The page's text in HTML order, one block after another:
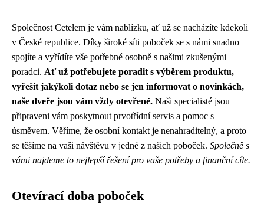
Společnost Cetelem je vám nablízku, ať už se nacházíte kdekoli
v České republice. Díky široké síti poboček se s námi snadno
spojíte a vyřídíte vše potřebné osobně s našimi zkušenými
poradci. Ať už potřebujete poradit s výběrem produktu,
vyřešit jakýkoli dotaz nebo se jen informovat o novinkách,
naše dveře jsou vám vždy otevřené. Naši specialisté jsou
připraveni vám poskytnout prvotřídní servis a pomoc s
úsměvem. Věříme, že osobní kontakt je nenahraditelný, a proto
se těšíme na vaši návštěvu v jedné z našich poboček. Společně s
vámi najdeme to nejlepší řešení pro vaše potřeby a finanční cíle.
Otevírací doba poboček